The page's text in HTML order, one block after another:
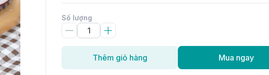
Số lượng
Thêm giỏ hàng Mua ngay